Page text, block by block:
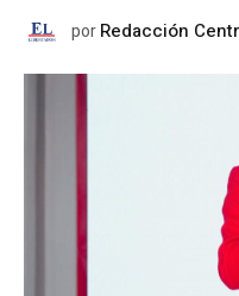
porRedacción